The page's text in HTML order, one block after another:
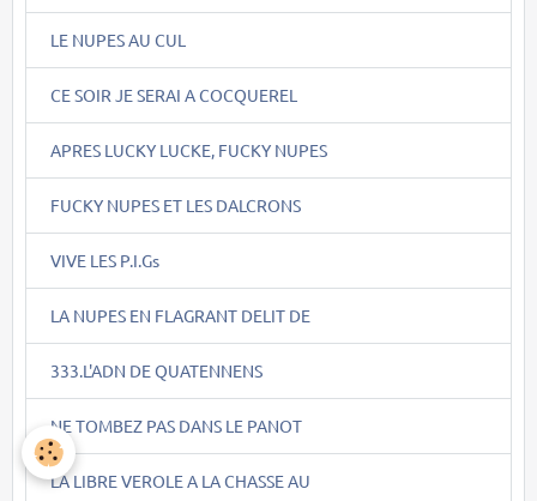
LE NUPES AU CUL
CE SOIR JE SERAI A COCQUEREL
APRES LUCKY LUCKE, FUCKY NUPES
FUCKY NUPES ET LES DALCRONS
VIVE LES P.I.Gs
LA NUPES EN FLAGRANT DELIT DE
333.L'ADN DE QUATENNENS
NE TOMBEZ PAS DANS LE PANOT
LA LIBRE VEROLE A LA CHASSE AU